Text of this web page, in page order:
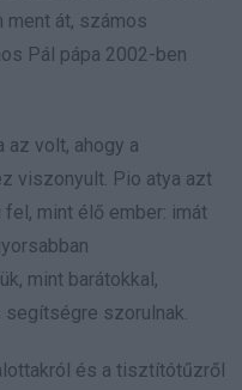
ment át, számos
Pál pápa 2002-ben
volt, ahogy a
viszonyult. Pio atya azt
mint élő ember: imát
mint barátokkal,
szorulnak.
és a tisztítótűzről